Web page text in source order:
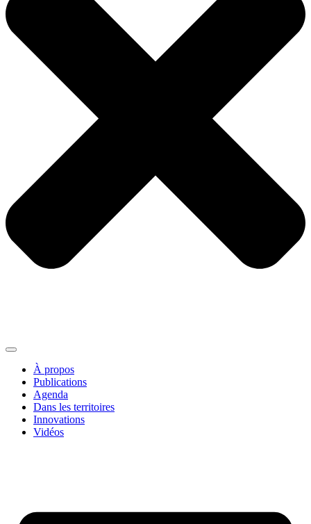
À propos
Publications
Agenda
Dans les territoires
Innovations
Vidéos